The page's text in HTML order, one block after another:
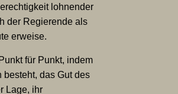
lohnender
der Regierende als
erweise.
für Punkt, indem
das Gut des
Lage, ihr